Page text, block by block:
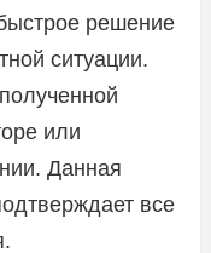
решение
ситуации.
или
Данная
все